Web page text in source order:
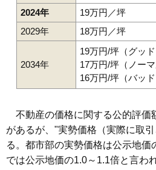
2024年
19万円／坪
2029年
18万円／坪
2034年
19万円/坪（グッド
17万円/坪（ノーマ
16万円/坪（バッド
不動産の価格に関する公的評価
があるが、"実勢価格（実際に取
る。都市部の実勢価格は公示地価
では公示地価の1.0～1.1倍と言われ